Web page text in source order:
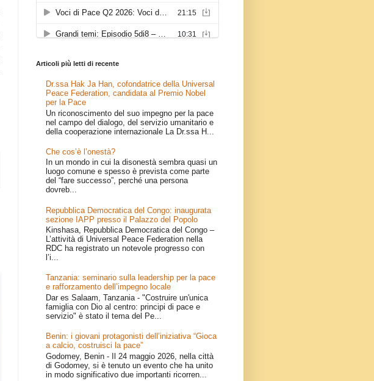
Articoli più letti di recente
Dr.ssa Hak Ja Han, cofondatrice della Universal
Peace Federation, candidata al Premio Nobel
per la Pace
Un riconoscimento del suo impegno per la pace
nel campo del dialogo, del servizio umanitario e
della cooperazione internazionale La Dr.ssa H...
Che cos’è l’onestà?
In un mondo in cui la disonestà sembra quasi un
luogo comune e spesso è prevista come parte
del “fare successo”, perché una persona
dovreb...
Repubblica Democratica del Congo: inaugurata
sezione IAPP presso il Palazzo del Popolo
Kinshasa, Repubblica Democratica del Congo –
L’attività di Universal Peace Federation nella
RDC ha registrato un notevole progresso con
l’i...
Tanzania: seminario sulla leadership per la pace
e rafforzamento dell’impegno locale
Dar es Salaam, Tanzania - "Costruire un'unica
famiglia con Dio al centro: principi di pace e
servizio" è stato il tema del Pe...
Benin: i giovani protagonisti dell’iniziativa “Gioca
a calcio, costruisci la pace”
Godomey, Benin - Il 24 maggio 2026, nella città
di Godomey, si è tenuto un evento che ha unito
in modo significativo due importanti ricorren...